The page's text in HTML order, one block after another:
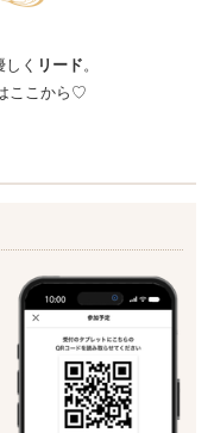
く リード 。
ここから♡